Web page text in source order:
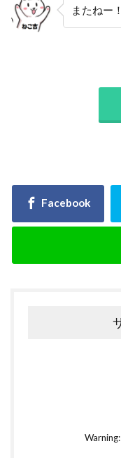
またねー！